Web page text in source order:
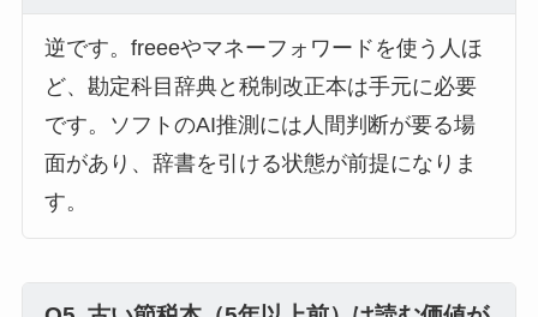
逆です。freeeやマネーフォワードを使う人ほ
ど、勘定科目辞典と税制改正本は手元に必要
です。ソフトのAI推測には人間判断が要る場
面があり、辞書を引ける状態が前提になりま
す。